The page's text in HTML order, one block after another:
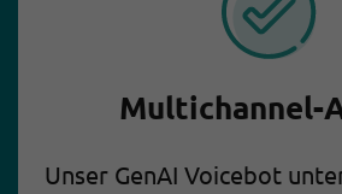
Multichannel-
Unser GenAI Voicebot